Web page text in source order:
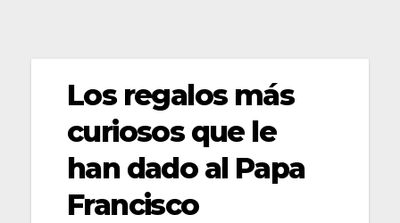
Los regalos más
curiosos que le
han dado al Papa
Francisco